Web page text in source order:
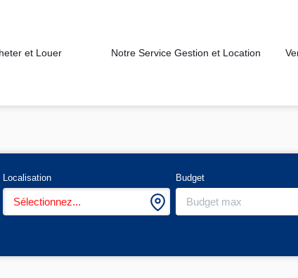
et Louer Notre Service Gestion et Location
Localisation
Sélectionnez...
Budget